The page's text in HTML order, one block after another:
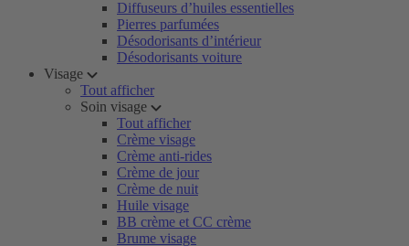
Diffuseurs d’huiles essentielles
Pierres parfumées
Désodorisants d’intérieur
Désodorisants voiture
Visage
Tout afficher
Soin visage
Tout afficher
Crème visage
Crème anti-rides
Crème de jour
Crème de nuit
Huile visage
BB crème et CC crème
Brume visage